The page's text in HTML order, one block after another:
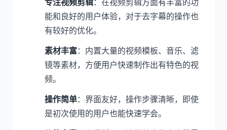
专注视频剪辑：在视频剪辑方面有丰富的功
能和良好的用户体验，对于去字幕的操作也
有较好的优化。
素材丰富：内置大量的视频模板、音乐、滤
镜等素材，方便用户快速制作出有特色的视
频。
操作简单：界面友好，操作步骤清晰，即使
是初次使用的用户也能快速学会。